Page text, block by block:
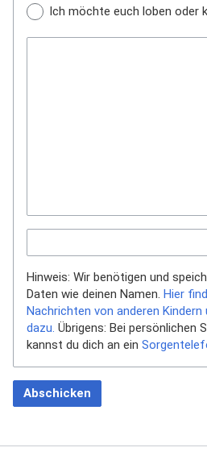
Ich möchte euch loben oder
Hinweis: Wir benötigen und
Daten wie deinen Namen. Hier
Nachrichten von anderen
dazu. Übrigens: Bei persönlichen
kannst du dich an ein
Abschicken